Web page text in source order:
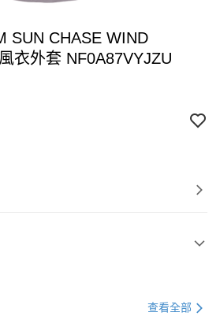
SUN CHASE WIND
衣外套 NF0A87VYJZU
查看全部